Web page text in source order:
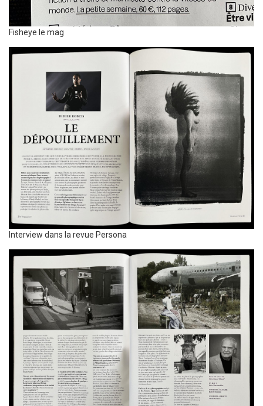
Légende
Fisheye le mag
Photo
Légende
Interview dans la revue Persona
Photo